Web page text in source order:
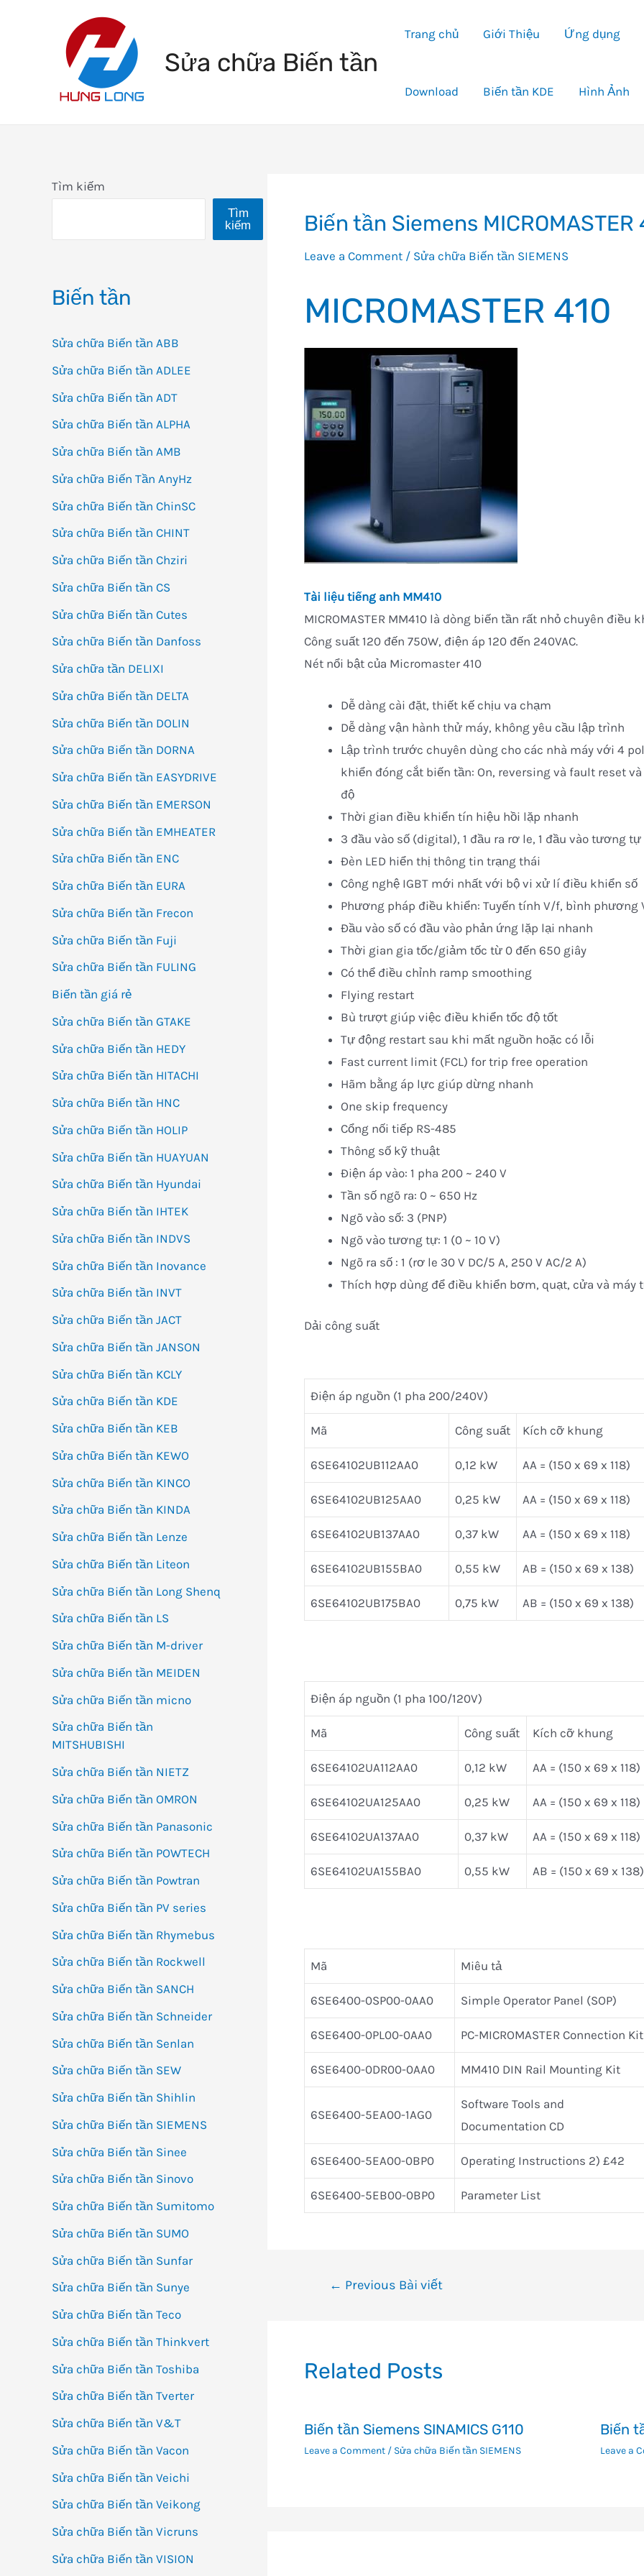
Sửa chữa Biến tần
Trang chủ Giới Thiệu Ứng dụng
Download Biến tần KDE Hình Ảnh
Tìm kiếm
Tìm
kiếm
Biến tần
Sửa chữa Biến tần ABB
Sửa chữa Biến tần ADLEE
Sửa chữa Biến tần ADT
Sửa chữa Biến tần ALPHA
Sửa chữa Biến tần AMB
Sửa chữa Biến Tần AnyHz
Sửa chữa Biến tần ChinSC
Sửa chữa Biến tần CHINT
Sửa chữa Biến tần Chziri
Sửa chữa Biến tần CS
Sửa chữa Biến tần Cutes
Sửa chữa Biến tần Danfoss
Sửa chữa tần DELIXI
Sửa chữa Biến tần DELTA
Sửa chữa Biến tần DOLIN
Sửa chữa Biến tần DORNA
Sửa chữa Biến tần EASYDRIVE
Sửa chữa Biến tần EMERSON
Sửa chữa Biến tần EMHEATER
Sửa chữa Biến tần ENC
Sửa chữa Biến tần EURA
Sửa chữa Biến tần Frecon
Sửa chữa Biến tần Fuji
Sửa chữa Biến tần FULING
Biến tần giá rẻ
Sửa chữa Biến tần GTAKE
Sửa chữa Biến tần HEDY
Sửa chữa Biến tần HITACHI
Sửa chữa Biến tần HNC
Sửa chữa Biến tần HOLIP
Sửa chữa Biến tần HUAYUAN
Sửa chữa Biến tần Hyundai
Sửa chữa Biến tần IHTEK
Sửa chữa Biến tần INDVS
Sửa chữa Biến tần Inovance
Sửa chữa Biến tần INVT
Sửa chữa Biến tần JACT
Sửa chữa Biến tần JANSON
Sửa chữa Biến tần KCLY
Sửa chữa Biến tần KDE
Sửa chữa Biến tần KEB
Sửa chữa Biến tần KEWO
Sửa chữa Biến tần KINCO
Sửa chữa Biến tần KINDA
Sửa chữa Biến tần Lenze
Sửa chữa Biến tần Liteon
Sửa chữa Biến tần Long Shenq
Sửa chữa Biến tần LS
Sửa chữa Biến tần M-driver
Sửa chữa Biến tần MEIDEN
Sửa chữa Biến tần micno
Sửa chữa Biến tần
MITSHUBISHI
Sửa chữa Biến tần NIETZ
Sửa chữa Biến tần OMRON
Sửa chữa Biến tần Panasonic
Sửa chữa Biến tần POWTECH
Sửa chữa Biến tần Powtran
Sửa chữa Biến tần PV series
Sửa chữa Biến tần Rhymebus
Sửa chữa Biến tần Rockwell
Sửa chữa Biến tần SANCH
Sửa chữa Biến tần Schneider
Sửa chữa Biến tần Senlan
Sửa chữa Biến tần SEW
Sửa chữa Biến tần Shihlin
Sửa chữa Biến tần SIEMENS
Sửa chữa Biến tần Sinee
Sửa chữa Biến tần Sinovo
Sửa chữa Biến tần Sumitomo
Sửa chữa Biến tần SUMO
Sửa chữa Biến tần Sunfar
Sửa chữa Biến tần Sunye
Sửa chữa Biến tần Teco
Sửa chữa Biến tần Thinkvert
Sửa chữa Biến tần Toshiba
Sửa chữa Biến tần Tverter
Sửa chữa Biến tần V&T
Sửa chữa Biến tần Vacon
Sửa chữa Biến tần Veichi
Sửa chữa Biến tần Veikong
Sửa chữa Biến tần Vicruns
Sửa chữa Biến tần VISION
Biến tần Siemens MICROMASTER
Leave a Comment / Sửa chữa Biến tần SIEMENS
MICROMASTER 410
Tài liệu tiếng anh MM410
MICROMASTER MM410 là dòng biến tần rất nhỏ chuyên điều
Công suất 120 đến 750W, điện áp 120 đến 240VAC.
Nét nổi bật của Micromaster 410
Dễ dàng cài đặt, thiết kế chịu va chạm
Dễ dàng vận hành thử máy, không yêu cầu lập trình
Lập trình trước chuyên dùng cho các nhà máy với 4
khiển đóng cắt biến tần: On, reversing và fault reset
độ
Thời gian điều khiển tín hiệu hồi lặp nhanh
3 đầu vào số (digital), 1 đầu ra rơ le, 1 đầu vào tương tự
Đèn LED hiển thị thông tin trạng thái
Công nghệ IGBT mới nhất với bộ vi xử lí điều khiển số
Phương pháp điều khiển: Tuyến tính V/f, bình phương
Đầu vào số có đầu vào phản ứng lặp lại nhanh
Thời gian gia tốc/giảm tốc từ 0 đến 650 giây
Có thể điều chỉnh ramp smoothing
Flying restart
Bù trượt giúp việc điều khiển tốc độ tốt
Tự động restart sau khi mất nguồn hoặc có lỗi
Fast current limit (FCL) for trip free operation
Hãm bằng áp lực giúp dừng nhanh
One skip frequency
Cổng nối tiếp RS-485
Thông số kỹ thuật
Điện áp vào: 1 pha 200 ~ 240 V
Tần số ngõ ra: 0 ~ 650 Hz
Ngõ vào số: 3 (PNP)
Ngõ vào tương tự: 1 (0 ~ 10 V)
Ngõ ra số : 1 (rơ le 30 V DC/5 A, 250 V AC/2 A)
Thích hợp dùng để điều khiển bơm, quạt, cửa và máy
Dải công suất
Điện áp nguồn (1 pha 200/240V)
Mã Công suất Kích cỡ khung
6SE64102UB112AA0 0,12 kW AA = (150 x 69 x 118)
6SE64102UB125AA0 0,25 kW AA = (150 x 69 x 118)
6SE64102UB137AA0 0,37 kW AA = (150 x 69 x 118)
6SE64102UB155BA0 0,55 kW AB = (150 x 69 x 138)
6SE64102UB175BA0 0,75 kW AB = (150 x 69 x 138)
Điện áp nguồn (1 pha 100/120V)
Mã Công suất Kích cỡ khung
6SE64102UA112AA0 0,12 kW AA = (150 x 69 x 118)
6SE64102UA125AA0 0,25 kW AA = (150 x 69 x 118)
6SE64102UA137AA0 0,37 kW AA = (150 x 69 x 118)
6SE64102UA155BA0 0,55 kW AB = (150 x 69 x 138)
Mã Miêu tả
6SE6400-0SP00-0AA0 Simple Operator Panel (SOP)
6SE6400-0PL00-0AA0 PC-MICROMASTER Connection Kit
6SE6400-0DR00-0AA0 MM410 DIN Rail Mounting Kit
6SE6400-5EA00-1AG0
Software Tools and
Documentation CD
6SE6400-5EA00-0BP0 Operating Instructions 2) £42
6SE6400-5EB00-0BP0 Parameter List
Điều← Previous Bài viết
Related Posts
Biến tần Siemens SINAMICS G110
Leave a Comment / Sửa chữa Biến tần SIEMENS
Biến
Leave a